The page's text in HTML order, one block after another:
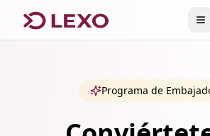
Programa de